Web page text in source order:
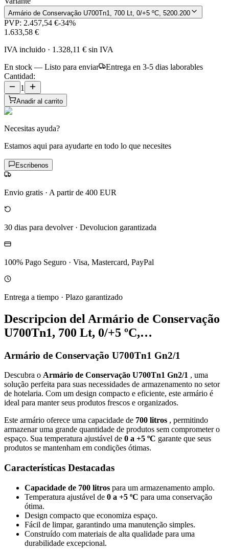
Armário de Conservação U700Tn1, 700 Lt, 0/+5 ºC, 5200.200
PVP: 2.457,54 €-34%
1.633,58 €
IVA incluido · 1.328,11 € sin IVA
En stock — Listo para enviar
Entrega en 3-5 dias laborables
Cantidad:
1
Anadir al carrito
Necesitas ayuda?
Estamos aqui para ayudarte en todo lo que necesites
Escribenos
Envio gratis · A partir de 400 EUR
30 dias para devolver· Devolucion garantizada
100% Pago Seguro · Visa, Mastercard, PayPal
Entrega a tiempo · Plazo garantizado
Descripcion del Armário de Conservação
U700Tn1, 700 Lt, 0/+5 ºC,…
Armário de Conservação U700Tn1 Gn2/1
Descubra o Armário de Conservação U700Tn1 Gn2/1 , uma
solução perfeita para suas necessidades de armazenamento no setor
de hotelaria. Com um design compacto e eficiente, este armário é
ideal para manter seus produtos frescos e organizados.
Este armário oferece uma capacidade de 700 litros , permitindo
armazenar uma grande quantidade de produtos sem comprometer o
espaço. Sua temperatura ajustável de 0 a +5 ºC garante que seus
produtos se mantenham em condições ótimas.
Características Destacadas
Capacidade de 700 litros para um armazenamento amplo.
Temperatura ajustável de 0 a +5 ºC para uma conservação
ótima.
Design compacto que economiza espaço.
Fácil de limpar, garantindo uma manutenção simples.
Construído com materiais de alta qualidade para uma
durabilidade excepcional.